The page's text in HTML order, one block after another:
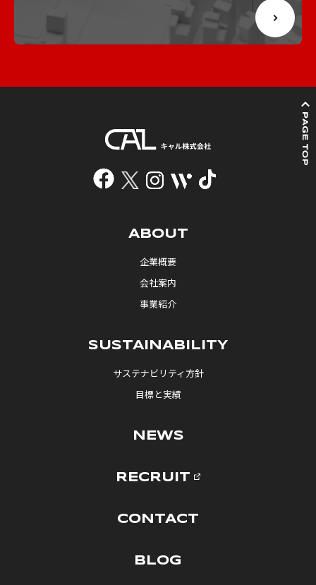
ABOUT
企業概要
会社案内
事業紹介
SUSTAINABILITY
サステナビリティ方針
目標と実績
NEWS
RECRUIT
CONTACT
BLOG